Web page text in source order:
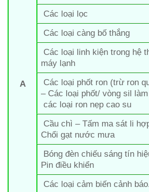
A
Các loại lọc
Các loại càng bố thắng
Các loại linh kiện trong hệ
máy lạnh
Các loại phốt ron (trừ ron
– Các loại phốt/ vòng sil
các loại ron nẹp cao su
Cầu chì – Tấm ma sát li
Chổi gạt nước mưa
Bóng đèn chiếu sáng tín
Pin điều khiển
Các loại cảm biến cảnh